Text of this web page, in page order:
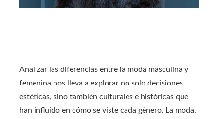
Analizar las diferencias entre la moda masculina y
femenina nos lleva a explorar no solo decisiones
estéticas, sino también culturales e históricas que
han influido en cómo se viste cada género. La moda,